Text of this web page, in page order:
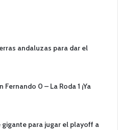
andaluzas para dar el
0 – La Roda 1 ¡Ya
gigante para jugar el playoff a